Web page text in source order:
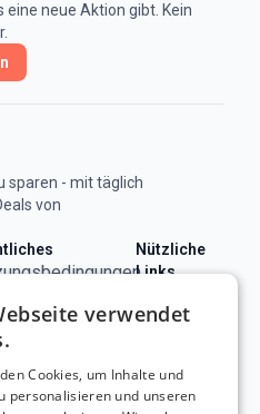
eine neue Aktion gibt. Kein
sparen - mit täglich
von
Nützliche
Links
Österreich
verwendet
Cookies, um Inhalte und
personalisieren und unseren